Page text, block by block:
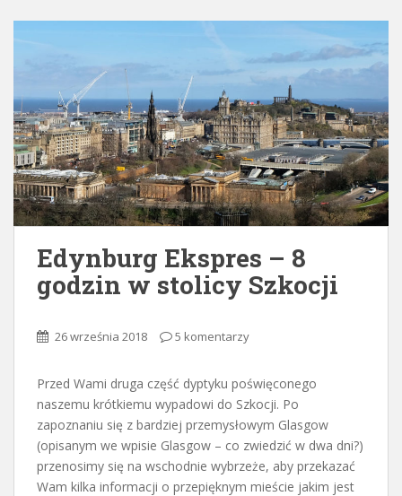
Edynburg Ekspres – 8
godzin w stolicy Szkocji
26 września 2018 5 komentarzy
Przed Wami druga część dyptyku poświęconego
naszemu krótkiemu wypadowi do Szkocji. Po
zapoznaniu się z bardziej przemysłowym Glasgow
(opisanym we wpisie Glasgow – co zwiedzić w dwa dni?)
przenosimy się na wschodnie wybrzeże, aby przekazać
Wam kilka informacji o przepięknym mieście jakim jest